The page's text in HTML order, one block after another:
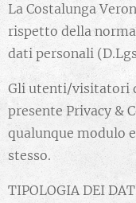
La Costalunga
rispetto della
dati personali
Gli utenti/visitatori
presente Privacy &
qualunque modulo
stesso.
TIPOLOGIA DEI